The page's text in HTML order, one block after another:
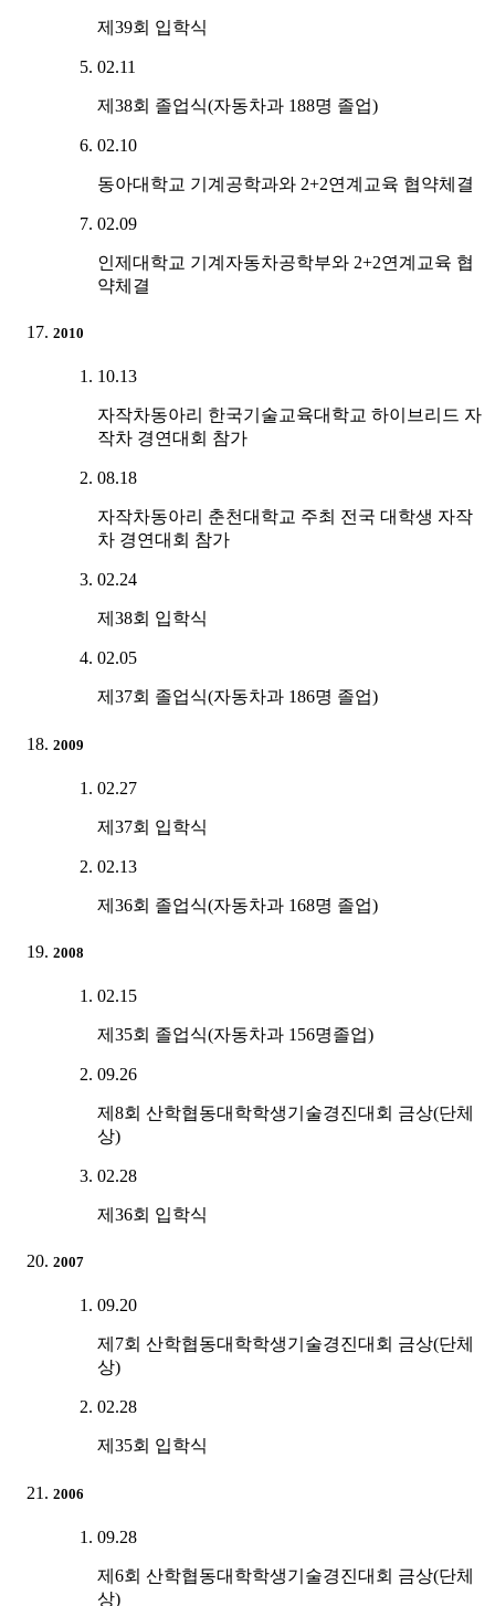
제39회 입학식
02.11
제38회 졸업식(자동차과 188명 졸업)
02.10
동아대학교 기계공학과와 2+2연계교육 협약체결
02.09
인제대학교 기계자동차공학부와 2+2연계교육 협
약체결
2010
10.13
자작차동아리 한국기술교육대학교 하이브리드 자
작차 경연대회 참가
08.18
자작차동아리 춘천대학교 주최 전국 대학생 자작
차 경연대회 참가
02.24
제38회 입학식
02.05
제37회 졸업식(자동차과 186명 졸업)
2009
02.27
제37회 입학식
02.13
제36회 졸업식(자동차과 168명 졸업)
2008
02.15
제35회 졸업식(자동차과 156명졸업)
09.26
제8회 산학협동대학학생기술경진대회 금상(단체
상)
02.28
제36회 입학식
2007
09.20
제7회 산학협동대학학생기술경진대회 금상(단체
상)
02.28
제35회 입학식
2006
09.28
제6회 산학협동대학학생기술경진대회 금상(단체
상)